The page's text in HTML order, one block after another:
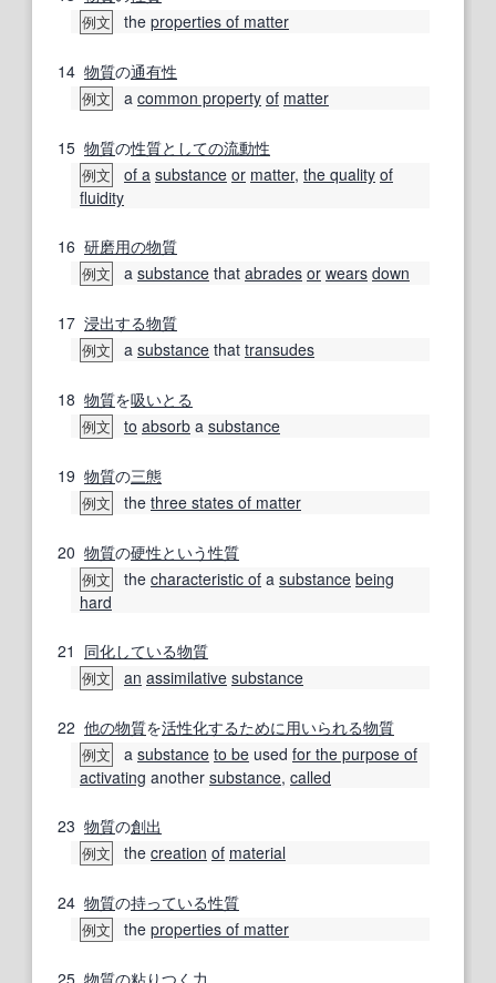
例文 the properties of matter
14 物質の通有性
例文 a common property of matter
15 物質の性質としての流動性
例文 of a substance or matter, the quality of
fluidity
16 研磨用の物質
例文 a substance that abrades or wears down
17 浸出する物質
例文 a substance that transudes
18 物質を吸いとる
例文 to absorb a substance
19 物質の三態
例文 the three states of matter
20 物質の硬性という性質
例文 the characteristic of a substance being
hard
21 同化している物質
例文 an assimilative substance
22 他の物質を活性化するために 用いられる物質
例文 a substance to be used for the purpose of
activating another substance, called
23 物質の創出
例文 the creation of material
24 物質の持っている性質
例文 the properties of matter
25 物質の粘りつく 力